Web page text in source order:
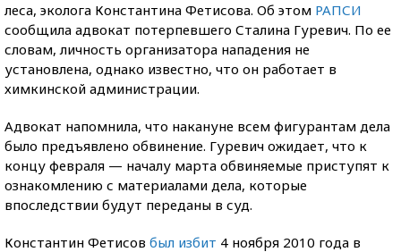
леса, эколога Константина Фетисова. Об этом РАПСИ
сообщила адвокат потерпевшего Сталина Гуревич. По ее
словам, личность организатора нападения не
установлена, однако известно, что он работает в
химкинской администрации.
Адвокат напомнила, что накануне всем фигурантам дела
было предъявлено обвинение. Гуревич ожидает, что к
концу февраля — началу марта обвиняемые приступят к
ознакомлению с материалами дела, которые
впоследствии будут переданы в суд.
Константин Фетисов был избит 4 ноября 2010 года в